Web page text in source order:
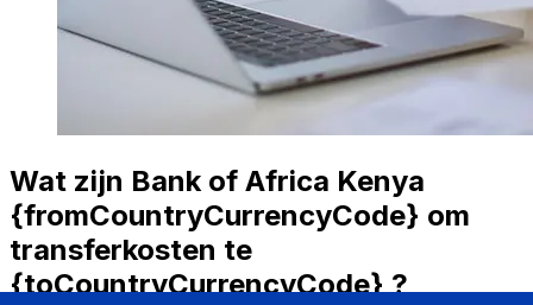
Wat zijn Bank of Africa Kenya
{fromCountryCurrencyCode} om
transferkosten te
{toCountryCurrencyCode} ?